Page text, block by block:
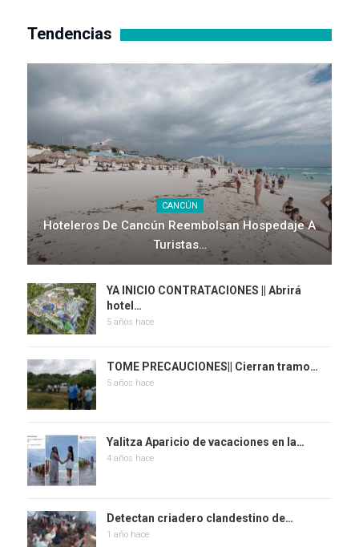
Tendencias
CANCÚN
Hoteleros De Cancún Reembolsan Hospedaje A
Turistas…
YA INICIO CONTRATACIONES || Abrirá
hotel…
5 años hace
TOME PRECAUCIONES|| Cierran tramo…
5 años hace
Yalitza Aparicio de vacaciones en la…
4 años hace
Detectan criadero clandestino de…
1 año hace